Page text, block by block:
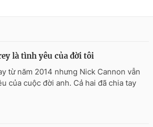
là tình yêu của đời tôi
từ năm 2014 nhưng Nick Cannon vẫn
của cuộc đời anh. Cả hai đã chia tay